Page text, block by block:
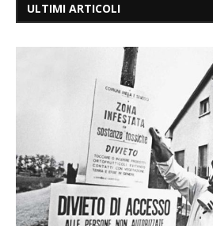
ULTIMI ARTICOLI